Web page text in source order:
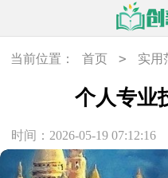
当前位置： 首页 > 实用
个人专业
时间：2026-05-19 07:12:16